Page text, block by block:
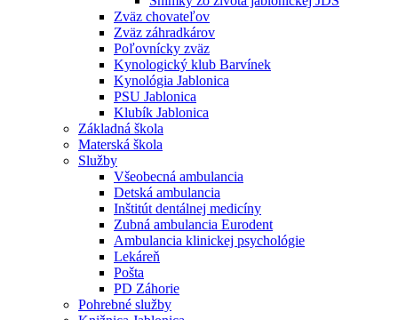
Zväz chovateľov
Zväz záhradkárov
Poľovnícky zväz
Kynologický klub Barvínek
Kynológia Jablonica
PSU Jablonica
Klubík Jablonica
Základná škola
Materská škola
Služby
Všeobecná ambulancia
Detská ambulancia
Inštitút dentálnej medicíny
Zubná ambulancia Eurodent
Ambulancia klinickej psychológie
Lekáreň
Pošta
PD Záhorie
Pohrebné služby